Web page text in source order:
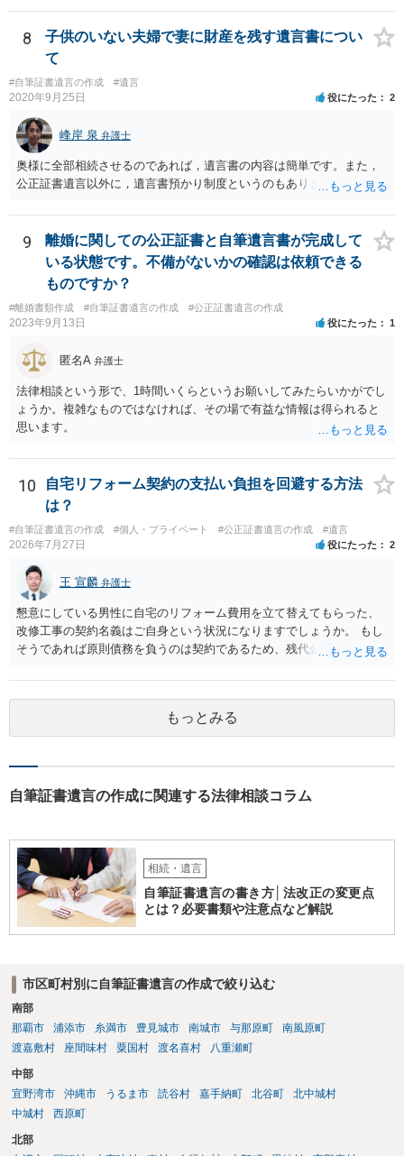
投資信託は他の相続人にというような分け方をするのか等について
は、相続人間で遺産分割協議により決める必要があります）。
8
子供のいない夫婦で妻に財産を残す遺言書につい
て
#自筆証書遺言の作成 #遺言
2020年9月25日 役にたった 2
峰岸 泉 弁護士
奥様に全部相続させるのであれば，遺言書の内容は簡単です。また，
公正証書遺言以外に，遺言書預かり制度というのもあります。
9
離婚に関しての公正証書と自筆遺言書が完成して
いる状態です。不備がないかの確認は依頼できる
ものですか？
#離婚書類作成 #自筆証書遺言の作成 #公正証書遺言の作成
2023年9月13日 役にたった 1
匿名A 弁護士
法律相談という形で、1時間いくらというお願いしてみたらいかがでし
ょうか。複雑なものではなければ、その場で有益な情報は得られると
思います。
10
自宅リフォーム契約の支払い負担を回避する方法
は？
#自筆証書遺言の作成 #個人・プライベート #公正証書遺言の作成 #遺言
2026年7月27日 役にたった 2
王 宣麟 弁護士
懇意にしている男性に自宅のリフォーム費用を立て替えてもらった、
改修工事の契約名義はご自身という状況になりますでしょうか。 もし
そうであれば原則債務を負うのは契約であるため、残代金を捻出して
ます。 入籍した場合でも、原則契約者が単独で全ての債務を負うこと
には変わりがありません。 なかなか対応に難しい案件であり、公開の
場でアドバイスを行うのも限界があるように思われますので、資料等
を持参のうえ個別に弁護士に相談されることをお勧めします。
もっとみる
自筆証書遺言の作成に関連する法律相談コラム
相続・遺言
自筆証書遺言の書き方│法改正の変更点
とは？必要書類や注意点など解説
市区町村別に自筆証書遺言の作成で絞り込む
南部
那覇市
浦添市 糸満市 豊見城市 南城市 与那原町
南風原町
渡嘉敷村
座間味村 粟国村 渡名喜村 八重瀬町
中部
宜野湾市
沖縄市 うるま市 読谷村 嘉手納町 北谷町
北中城村
中城村
西原町
北部